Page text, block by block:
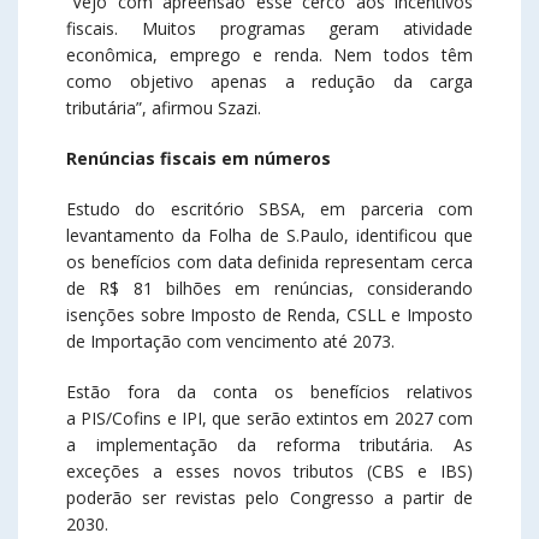
fiscais. Muitos programas geram atividade
econômica, emprego e renda. Nem todos têm
como objetivo apenas a redução da carga
tributária”, afirmou Szazi.
Renúncias fiscais em números
Estudo do escritório SBSA, em parceria com
levantamento da Folha de S.Paulo, identificou que
os benefícios com data definida representam cerca
de R$ 81 bilhões em renúncias, considerando
isenções sobre Imposto de Renda, CSLL e Imposto
de Importação com vencimento até 2073.
Estão fora da conta os benefícios relativos
a PIS/Cofins e IPI, que serão extintos em 2027 com
a implementação da reforma tributária. As
exceções a esses novos tributos (CBS e IBS)
poderão ser revistas pelo Congresso a partir de
2030.